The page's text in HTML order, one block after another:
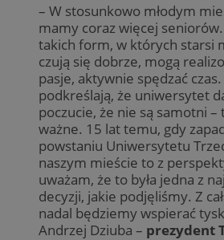
– W stosunkowo młodym
mamy coraz więcej
takich form, w których starsi
czują się dobrze, mogą
pasje, aktywnie spędzać
podkreślają, że uniwersytet
poczucie, że nie są samotni –
ważne. 15 lat temu, gdy
powstaniu Uniwersytetu
naszym mieście to z
uważam, że to była jedna z
decyzji, jakie podjęliśmy. Z
nadal będziemy wspierać
Andrzej Dziuba – prezydent